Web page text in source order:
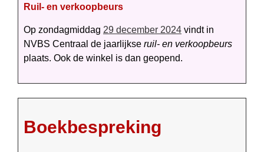
Ruil- en verkoopbeurs
Op zondagmiddag 29 december 2024 vindt in
NVBS Centraal de jaarlijkse ruil- en verkoopbeurs
plaats. Ook de winkel is dan geopend.
Boekbespreking